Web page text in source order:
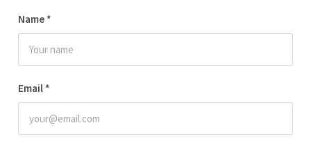
Name *
Email *